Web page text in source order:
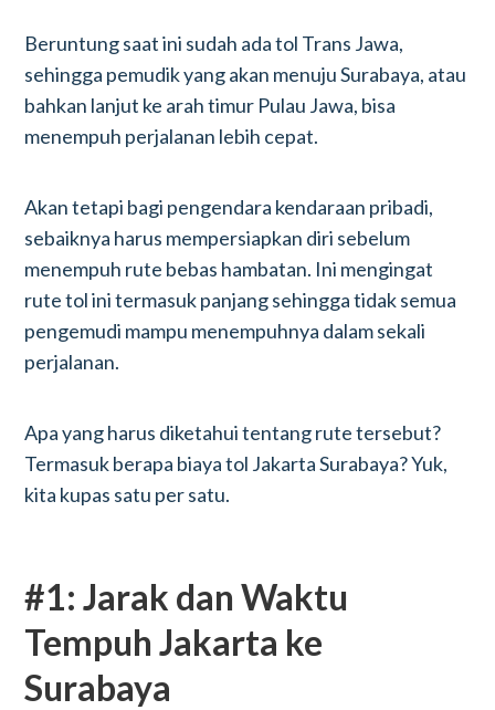
Beruntung saat ini sudah ada tol Trans Jawa,
sehingga pemudik yang akan menuju Surabaya, atau
bahkan lanjut ke arah timur Pulau Jawa, bisa
menempuh perjalanan lebih cepat.
Akan tetapi bagi pengendara kendaraan pribadi,
sebaiknya harus mempersiapkan diri sebelum
menempuh rute bebas hambatan. Ini mengingat
rute tol ini termasuk panjang sehingga tidak semua
pengemudi mampu menempuhnya dalam sekali
perjalanan.
Apa yang harus diketahui tentang rute tersebut?
Termasuk berapa biaya tol Jakarta Surabaya? Yuk,
kita kupas satu per satu.
#1: Jarak dan Waktu
Tempuh Jakarta ke
Surabaya